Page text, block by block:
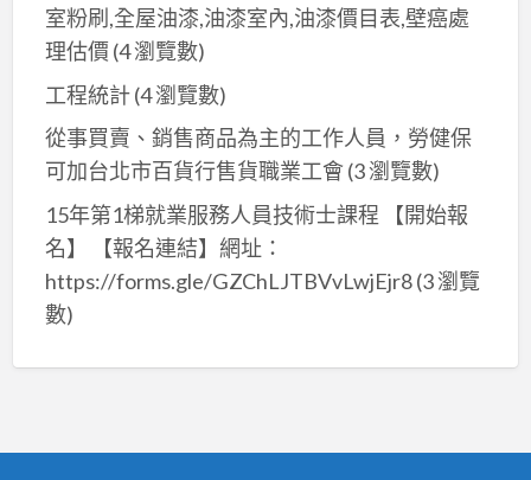
室粉刷,全屋油漆,油漆室內,油漆價目表,壁癌處
理估價(4 瀏覽數)
工程統計(4 瀏覽數)
從事買賣、銷售商品為主的工作人員，勞健保
可加台北市百貨行售貨職業工會 (3 瀏覽數)
15年第1梯就業服務人員技術士課程 【開始報
名】 【報名連結】網址：
https://forms.gle/GZChLJTBVvLwjEjr8(3 瀏覽
數)